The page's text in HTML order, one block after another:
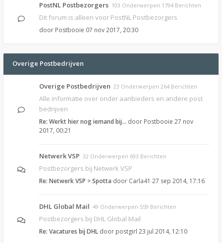
PostNL Postbezorgers 103 Onderwerpen 1794 Berichten
Dit forum is alleen voor PostNL Postbezorgers
door Postbooie 07 nov 2017, 20:30
Overige Postbedrijven
Overige Postbedrijven 23 Onderwerpen 264 Berichten
Alle informatie over onder aanbieders en andere post
bedrijven
Re: Werkt hier nog iemand bij… door Postbooie 27 nov
2017, 00:21
Netwerk VSP 32 Onderwerpen 693 Berichten
Postbezorgers bij Netwerk VSP
Re: Netwerk VSP > Spotta door Carla41 27 sep 2014, 17:16
DHL Global Mail 49 Onderwerpen 559 Berichten
Postbezorgers bij DHL Global Mail
Re: Vacatures bij DHL door postgirl 23 jul 2014, 12:10